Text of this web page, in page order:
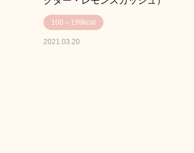
100～199kcal
2021.03.20